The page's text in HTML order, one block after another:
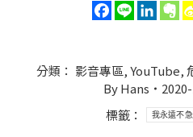
分類： 影音專區,YouTube,
ByHans
標籤：
我永遠不急